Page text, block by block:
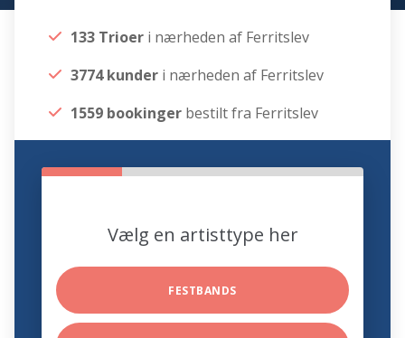
133 Trioer i nærheden af Ferritslev
3774 kunder i nærheden af Ferritslev
1559 bookinger bestilt fra Ferritslev
Vælg en artisttype her
FESTBANDS